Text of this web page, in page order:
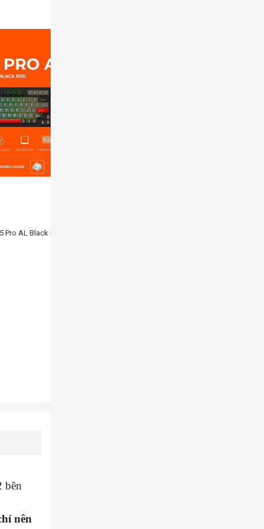
Red DareU Cloud switch
bên
nên